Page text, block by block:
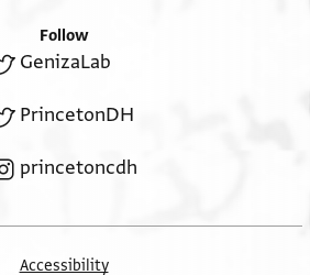
Follow
GenizaLab
PrincetonDH
princetoncdh
Accessibility